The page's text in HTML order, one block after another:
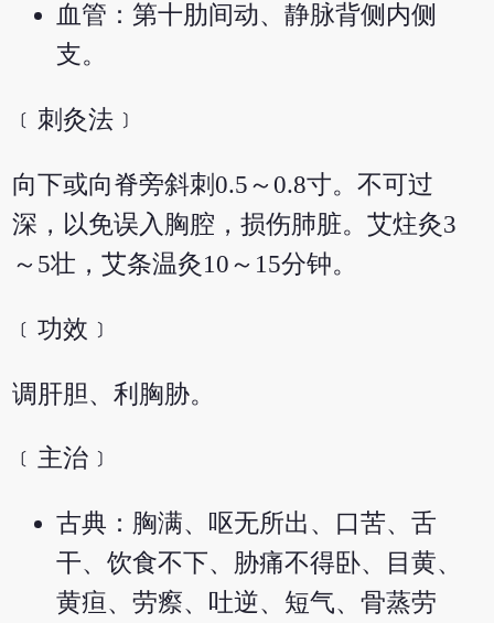
血管：第十肋间动、静脉背侧内侧
支。
﹝刺灸法﹞
向下或向脊旁斜刺0.5～0.8寸。不可过
深，以免误入胸腔，损伤肺脏。艾炷灸3
～5壮，艾条温灸10～15分钟。
﹝功效﹞
调肝胆、利胸胁。
﹝主治﹞
古典：胸满、呕无所出、口苦、舌
干、饮食不下、胁痛不得卧、目黄、
黄疸、劳瘵、吐逆、短气、骨蒸劳